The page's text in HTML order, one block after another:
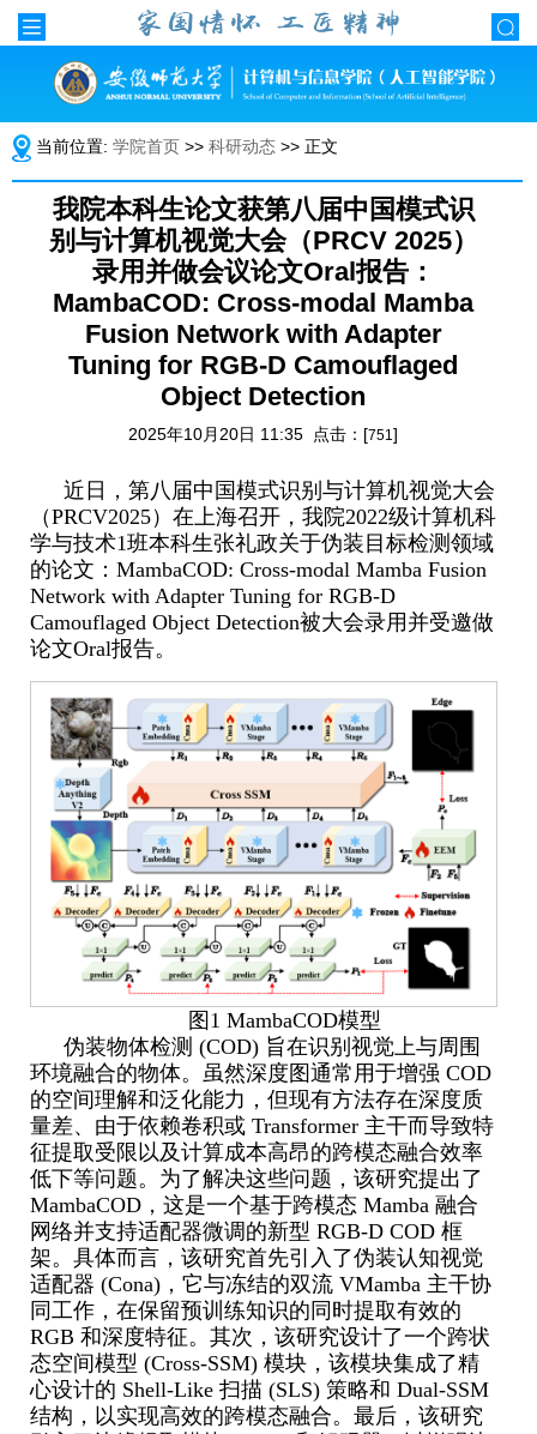
当前位置: 学院首页 >> 科研动态 >> 正文
我院本科生论文获第八届中国模式识
别与计算机视觉大会（PRCV 2025）
录用并做会议论文Oral报告：
MambaCOD: Cross-modal Mamba
Fusion Network with Adapter
Tuning for RGB-D Camouflaged
Object Detection
2025年10月20日 11:35 点击：[751]
近日，第八届中国模式识别与计算机视觉大会
（PRCV2025）在上海召开，我院2022级计算机科
学与技术1班本科生张礼政关于伪装目标检测领域
的论文： MambaCOD: Cross-modal Mamba Fusion
Network with Adapter Tuning for RGB-D
Camouflaged Object Detection被大会录用并受邀做
论文Oral报告。
图 1 MambaCOD模型
伪装物体检测 (COD) 旨在识别视觉上与周围
环境融合的物体。虽然深度图通常用于增强 COD
的空间理解和泛化能力，但现有方法存在深度质
量差、由于依赖卷积或 Transformer 主干而导致特
征提取受限以及计算成本高昂的跨模态融合效率
低下等问题。为了解决这些问题，该研究提出了
MambaCOD ，这是一个基于跨模态 Mamba 融合
网络并支持适配器微调的新型 RGB-D COD 框
架。具体而言，该研究首先引入了伪装认知视觉
适配器 (Cona) ，它与冻结的双流 VMamba 主干协
同工作，在保留预训练知识的同时提取有效的
RGB 和深度特征。其次，该研究设计了一个跨状
态空间模型 (Cross-SSM) 模块，该模块集成了精
心设计的 Shell-Like 扫描 (SLS) 策略和 Dual-SSM
结构，以实现高效的跨模态融合。最后，该研究